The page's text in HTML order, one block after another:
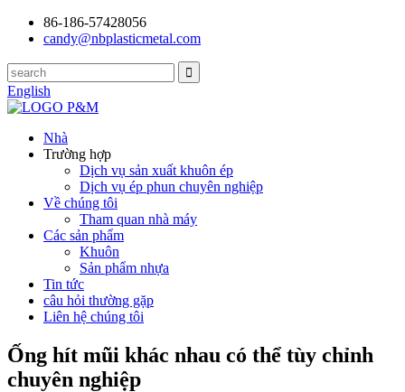
86-186-57428056
candy@nbplasticmetal.com
English
Nhà
Trường hợp
Dịch vụ sản xuất khuôn ép
Dịch vụ ép phun chuyên nghiệp
Về chúng tôi
Tham quan nhà máy
Các sản phẩm
Khuôn
Sản phẩm nhựa
Tin tức
câu hỏi thường gặp
Liên hệ chúng tôi
Ống hít mũi khác nhau có thể tùy chỉnh
chuyên nghiệp